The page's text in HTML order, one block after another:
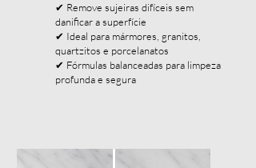
✔ Remove sujeiras difíceis sem
danificar a superfície
✔ Ideal para mármores, granitos,
quartzitos e porcelanatos
✔ Fórmulas balanceadas para limpeza
profunda e segura